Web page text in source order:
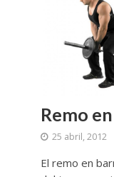
Remo
25 abril, 2012
El remo en